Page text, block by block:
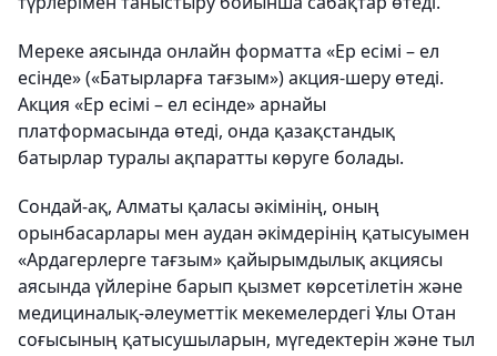
Мереке аясында онлайн форматта «Ер есімі – ел
есінде» («Батырларға тағзым») акция-шеру өтеді.
Акция «Ер есімі – ел есінде» арнайы
платформасында өтеді, онда қазақстандық
батырлар туралы ақпаратты көруге болады.
Сондай-ақ, Алматы қаласы әкімінің, оның
орынбасарлары мен аудан әкімдерінің қатысуымен
«Ардагерлерге тағзым» қайырымдылық акциясы
аясында үйлеріне барып қызмет көрсетілетін және
медициналық-әлеуметтік мекемелердегі Ұлы Отан
соғысының қатысушыларын, мүгедектерін және тыл